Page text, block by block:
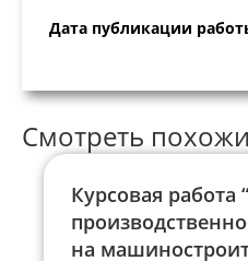
Дата публикации
Смотреть
Курсовая работа
на